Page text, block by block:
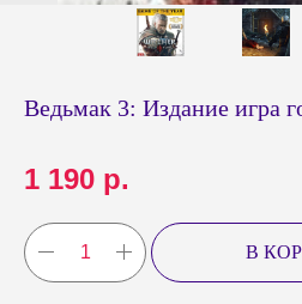
Ведьмак 3: Издание игра
1 190 р.
В